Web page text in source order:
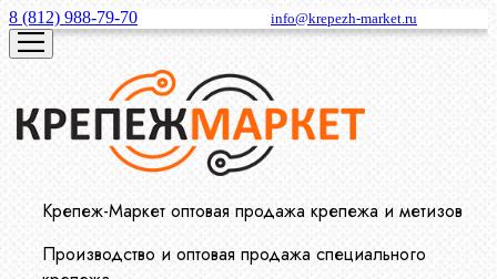
8 (812) 988-79-70 info@krepezh-market.ru
Крепеж-Маркет оптовая продажа крепежа и метизов
Производство и оптовая продажа специального